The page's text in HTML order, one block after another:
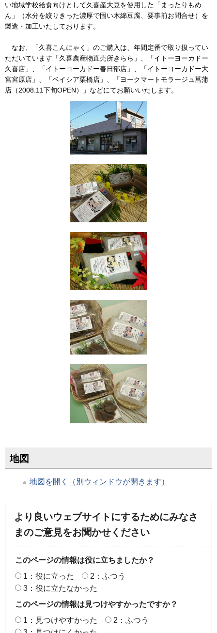
い地域学校給食向けとして久喜産大豆を使用した「まったりもめ
ん」（水分を絞りきった濃厚で固い木綿豆腐、要事前お問合せ）を
製造・加工いたしております。
なお、「久喜こんにゃく」のご購入は、年間定番で取り扱ってい
ただいています「久喜農産物直売所きらら」、「イトーヨーカドー
久喜店」、「イトーヨーカドー春日部店」、「イトーヨーカドー大
宮宮原店」、「ベイシア栗橋店」、「ヨークマートモラージュ菖蒲
店（2008.11下旬OPEN）」などにてお願いいたします。
地図
地図を開く（別ウィンドウが開きます）
より良いウェブサイトにするためにみなさ
まのご意見をお聞かせください
このページの情報は役に立ちましたか？
1：役に立った
2：ふつう
3：役に立たなかった
このページの情報は見つけやすかったですか？
1：見つけやすかった
2：ふつう